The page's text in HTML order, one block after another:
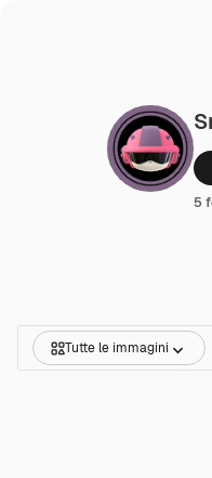
5
Tutte le immagini